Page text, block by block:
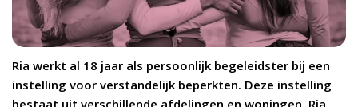
Ria werkt al 18 jaar als persoonlijk begeleidster bij een
instelling voor verstandelijk beperkten. Deze instelling